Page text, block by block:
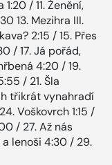
/ 11. Ženění,
13. Mezihra III.
2:15 / 15. Přes
/ 17. Já pořád,
4:20 / 19.
/ 21. Šla
třikrát vynahradí
Voškovrch 1:15 /
/ 27. Až nás
lenoši 4:30 / 29.